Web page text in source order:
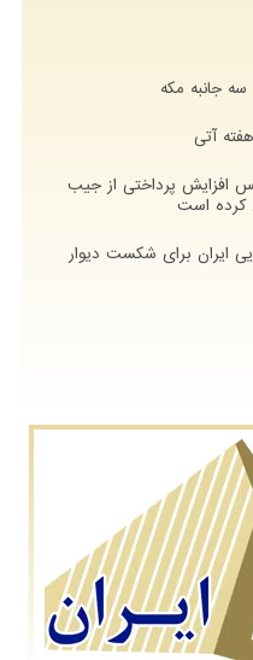
جانبه مکه
آتی
افزایش پرداختی از جیب
کرده است
ایران برای شکست دیوار